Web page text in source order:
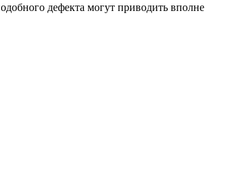
дефекта могут приводить вполне